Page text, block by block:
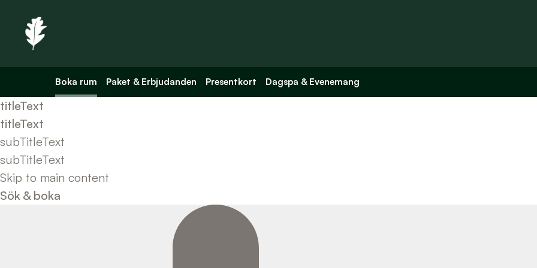
Boka rum Paket & Erbjudanden Presentkort Dagspa & Evenemang
titleText
titleText
subTitleText
subTitleText
Skip to main content
Sök & boka